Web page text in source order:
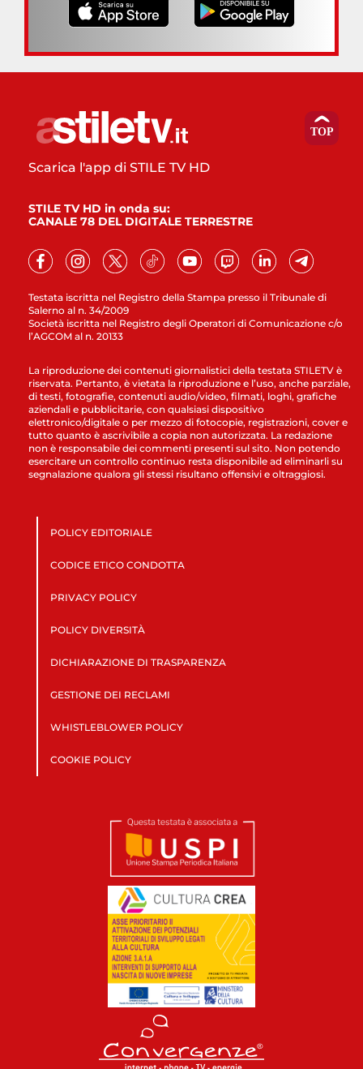
Testata iscritta nel Registro della Stampa presso il Tribunale di
Salerno al n. 34/2009
Società iscritta nel Registro degli Operatori di Comunicazione c/o
l’AGCOM al n. 20133
Scarica l'app di STILE TV HD
STILE TV HD in onda su:
CANALE 78 DEL DIGITALE TERRESTRE
La riproduzione dei contenuti giornalistici della testata STILETV è
riservata. Pertanto, è vietata la riproduzione e l’uso, anche parziale,
di testi, fotografie, contenuti audio/video, filmati, loghi, grafiche
aziendali e pubblicitarie, con qualsiasi dispositivo
elettronico/digitale o per mezzo di fotocopie, registrazioni, cover e
tutto quanto è ascrivibile a copia non autorizzata. La redazione
non è responsabile dei commenti presenti sul sito. Non potendo
esercitare un controllo continuo resta disponibile ad eliminarli su
segnalazione qualora gli stessi risultano offensivi e oltraggiosi.
POLICY EDITORIALE
CODICE ETICO CONDOTTA
PRIVACY POLICY
POLICY DIVERSITÀ
DICHIARAZIONE DI TRASPARENZA
GESTIONE DEI RECLAMI
WHISTLEBLOWER POLICY
COOKIE POLICY